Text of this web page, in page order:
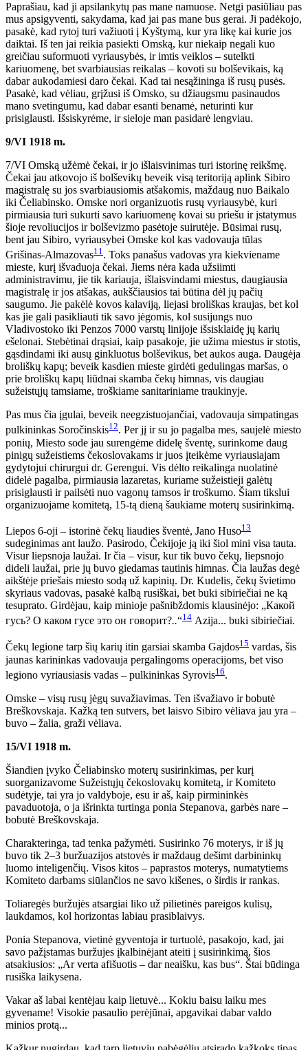
Paprašiau, kad ji apsilankytų pas mane namuose. Netgi pasiūliau pas
mus apsigyventi, sakydama, kad jai pas mane bus gerai. Ji padėkojo,
pasakė, kad rytoj turi važiuoti į Kyštymą, kur yra likę kai kurie jos
daiktai. Iš ten jai reikia pasiekti Omską, kur niekaip negali kuo
greičiau suformuoti vyriausybės, ir imtis veiklos – sutelkti
kariuomenę, bet svarbiausias reikalas – kovoti su bolševikais, ką
dabar aukodamiesi daro čekai. Kad tai nesąžininga iš rusų pusės.
Pasakė, kad vėliau, grįžusi iš Omsko, su džiaugsmu pasinaudos
mano svetingumu, kad dabar esanti benamė, neturinti kur
prisiglausti. Išsiskyrėme, ir sieloje man pasidarė lengviau.
9/VI 1918 m.
7/VI Omską užėmė čekai, ir jo išlaisvinimas turi istorinę reikšmę.
Čekai jau atkovojo iš bolševikų beveik visą teritoriją aplink Sibiro
magistralę su jos svarbiausiomis atšakomis, maždaug nuo Baikalo
iki Čeliabinsko. Omske nori organizuotis rusų vyriausybė, kuri
pirmiausia turi sukurti savo kariuomenę kovai su priešu ir įstatymus
šioje revoliucijos ir bolševizmo pasėtoje suirutėje. Būsimai rusų,
bent jau Sibiro, vyriausybei Omske kol kas vadovauja tūlas
Grišinas-Almazovas11. Toks panašus vadovas yra kiekviename
mieste, kurį išvaduoja čekai. Jiems nėra kada užsiimti
administravimu, jie tik kariauja, išlaisvindami miestus, daugiausia
magistralę ir jos atšakas, aukščiausios tai būtina dėl jų pačių
saugumo. Jie pakėlė kovos kalaviją, liejasi broliškas kraujas, bet kol
kas jie gali pasikliauti tik savo jėgomis, kol susijungs nuo
Vladivostoko iki Penzos 7000 varstų linijoje išsisklaidę jų karių
ešelonai. Stebėtinai drąsiai, kaip pasakoje, jie užima miestus ir stotis,
gąsdindami iki ausų ginkluotus bolševikus, bet aukos auga. Daugėja
broliškų kapų; beveik kasdien mieste girdėti gedulingas maršas, o
prie broliškų kapų liūdnai skamba čekų himnas, vis daugiau
sužeistųjų tamsiame, troškiame sanitariniame traukinyje.
Pas mus čia įgulai, beveik neegzistuojančiai, vadovauja simpatingas
pulkininkas Soročinskis12. Per jį ir su jo pagalba mes, saujelė miesto
ponių, Miesto sode jau surengėme didelę šventę, surinkome daug
pinigų sužeistiems čekoslovakams ir juos įteikėme vyriausiajam
gydytojui chirurgui dr. Gerengui. Vis dėlto reikalinga nuolatinė
didelė pagalba, pirmiausia lazaretas, kuriame sužeistieji galėtų
prisiglausti ir pailsėti nuo vagonų tamsos ir troškumo. Šiam tikslui
organizuojame komitetą, 15-tą dieną šaukiame moterų susirinkimą.
Liepos 6-oji – istorinė čekų liaudies šventė, Jano Huso13
sudeginimas ant laužo. Pasirodo, Čekijoje ją iki šiol mini visa tauta.
Visur liepsnoja laužai. Ir čia – visur, kur tik buvo čekų, liepsnojo
dideli laužai, prie jų buvo giedamas tautinis himnas. Čia laužas degė
aikštėje priešais miesto sodą už kapinių. Dr. Kudelis, čekų švietimo
skyriaus vadovas, pasakė kalbą rusiškai, bet buki sibiriečiai ne ką
tesuprato. Girdėjau, kaip minioje pašnibždomis klausinėjo: „Какой
гусь? O каком гусе это он говорит?..“14 Azija... buki sibiriečiai.
Čekų legione tarp šių karių itin garsiai skamba Gajdos15 vardas, šis
jaunas karininkas vadovauja pergalingoms operacijoms, bet viso
legiono vyriausiasis vadas – pulkininkas Syrovis16.
Omske – visų rusų jėgų suvažiavimas. Ten išvažiavo ir bobutė
Breškovskaja. Kažką ten sutvers, bet laisvo Sibiro vėliava jau yra –
buvo – žalia, graži vėliava.
15/VI 1918 m.
Šiandien įvyko Čeliabinsko moterų susirinkimas, per kurį
suorganizavome Sužeistųjų čekoslovakų komitetą, ir Komiteto
sudėtyje, tai yra jo valdyboje, esu ir aš, kaip pirmininkės
pavaduotoja, o ja išrinkta turtinga ponia Stepanova, garbės nare –
bobutė Breškovskaja.
Charakteringa, tad tenka pažymėti. Susirinko 76 moterys, ir iš jų
buvo tik 2–3 buržuazijos atstovės ir maždaug dešimt darbininkų
luomo inteligenčių. Visos kitos – paprastos moterys, numatytiems
Komiteto darbams siūlančios ne savo kišenes, o širdis ir rankas.
Toliaregės buržujės atsargiai liko už pilietinės pareigos kulisų,
laukdamos, kol horizontas labiau prasiblaivys.
Ponia Stepanova, vietinė gyventoja ir turtuolė, pasakojo, kad, jai
savo pažįstamas buržujes įkalbinėjant ateiti į susirinkimą, šios
atsakiusios: „Ar verta afišuotis – dar neaišku, kas bus“. Štai būdinga
rusiška laikysena.
Vakar aš labai kentėjau kaip lietuvė... Kokiu baisu laiku mes
gyvename! Visokie pasaulio perėjūnai, apgavikai dabar valdo
minios protą...